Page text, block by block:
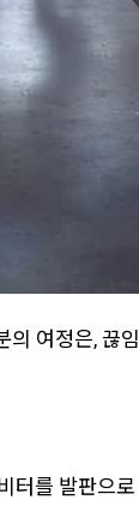
여정은, 끊
를 발판으